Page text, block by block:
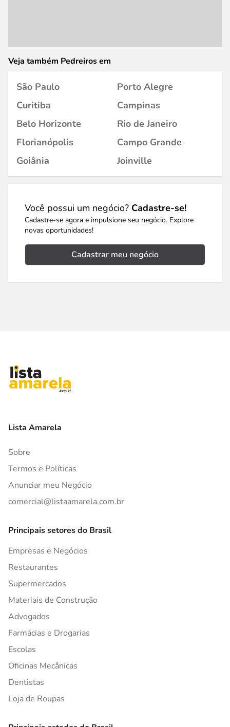
Veja também Pedreiros em
São Paulo
Porto Alegre
Curitiba
Campinas
Belo Horizonte
Rio de Janeiro
Florianópolis
Campo Grande
Goiânia
Joinville
Você possui um negócio? Cadastre-se!
Cadastre-se agora e impulsione seu negócio. Explore
novas oportunidades!
Cadastrar meu negócio
Lista Amarela
Sobre
Termos e Políticas
Anunciar meu Negócio
comercial@listaamarela.com.br
Principais setores do Brasil
Empresas e Negócios
Restaurantes
Supermercados
Materiais de Construção
Advogados
Farmácias e Drogarias
Escolas
Oficinas Mecânicas
Dentistas
Loja de Roupas